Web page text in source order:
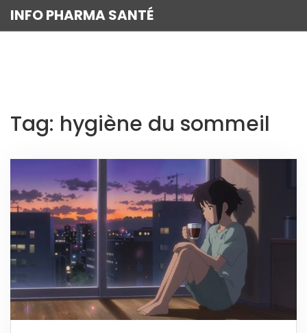
INFO PHARMA SANTÉ
Tag: hygiène du sommeil